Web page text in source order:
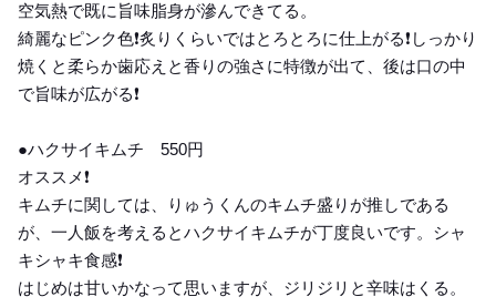
空気熱で既に旨味脂身が滲んできてる。
綺麗なピンク色❗️炙りくらいではとろとろに仕上がる❗️しっかり
焼くと柔らか歯応えと香りの強さに特徴が出て、後は口の中
で旨味が広がる❗️
●ハクサイキムチ 550円
オススメ❗️
キムチに関しては、りゅうくんのキムチ盛りが推しである
が、一人飯を考えるとハクサイキムチが丁度良いです。シャ
キシャキ食感❗️
はじめは甘いかなって思いますが、ジリジリと辛味はくる。